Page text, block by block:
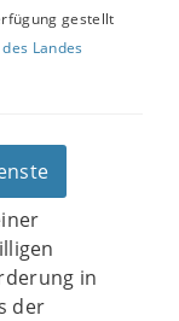
gestellt
Landes
in
der